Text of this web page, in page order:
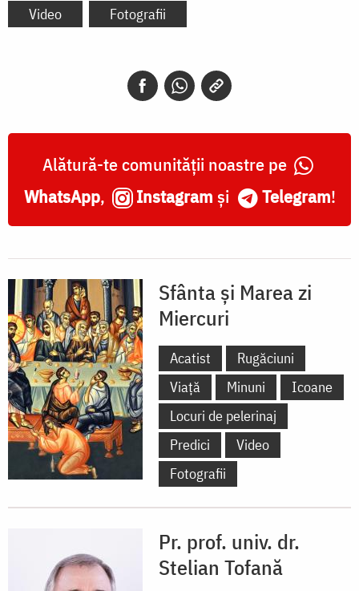
Video Fotografii
Alătură-te comunității noastre pe
WhatsApp, Instagram și Telegram!
Sfânta și Marea zi
Miercuri
Acatist
Rugăciuni
Viață
Minuni
Icoane
Locuri de pelerinaj
Predici
Video
Fotografii
Pr. prof. univ. dr.
Stelian Tofană